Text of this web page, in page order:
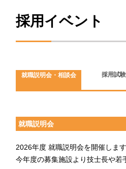
採用イベント
就職説明会・相談会 採用試験
就職説明会
2026年度 就職説明会を開催します
今年度の募集施設より技士長や若